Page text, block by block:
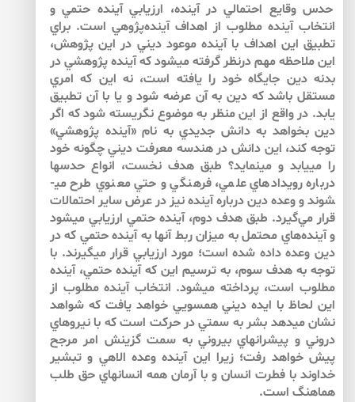
حدس وقايع احتمالي در آينده، ارزيابي آينده حتمي و
انتخاب آينده مطلوب از اهداف آينده‌پژوهي است. براي
تطبيق اين اهداف با آينده موعود ديني در اين پژوهش،
اين ملاحظه مهم درنظر گرفته مي­شود كه آينده پژوهشي در
بدنه دين جايگاه خود را يافته است، نه اين كه امري
مستقل باشد كه دين به آن عرضه شود و يا با آن تطبيق
يابد. در واقع از اين منظر به موضوع نگريسته شود كه اگر
دين بخواهد به دانش جديدي به نام «آينده پژوهشي»
توجه كند، اين دانش در هندسه معرفت ديني چگونه خود
را مي­يابد و مي­نمايد؟ طبق هدف نخست، انواع حدس­ها
درباره رويدادهاي علمي، فرهنگي و حتي معنوي طرح مي­
شوند و وعده دين درباره آينده نيز در عرض ساير احتمالات
قرار مي‌‌گيرد. طبق هدف دوم، آينده حتمي ارزيابي مي­شود
و آينده‌هاي محتمل به ميزان ربط آنها به آينده حتمي كه در
دين وعده داده شده است؛ مورد ارزيابي قرار مي­گيرند. با
توجه به هدف سوم، به ترسيم اين كه آينده حتمي، آينده
مطلوب است، پرداخته مي­شود. انتخاب آينده مطلوب از
اين لحاظ با ايده ديني هم­سويي خواهد يافت كه شواهد
نشان مي­دهد بشر به سمتي در حركت است كه با نيروهاي
دروني و پيشران­هاي بيروني به سمت گزينش امر مرجح
پيش خواهد رفت؛ زيرا اين آينده وعده الاهي و تبشير
خداوند با فطرت انسان و با آرمان همه انسان­هاي حق طلب
هماهنگ است.